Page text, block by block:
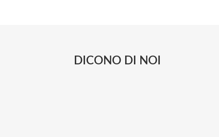
DICONO DI NOI